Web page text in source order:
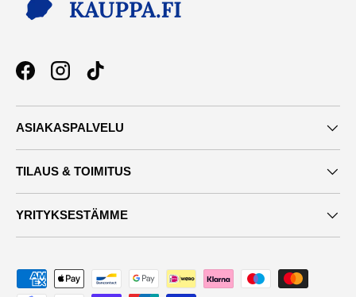
FacebookInstagramTikTok
ASIAKASPALVELU
TILAUS & TOIMITUS
YRITYKSESTÄMME
Maksutavat